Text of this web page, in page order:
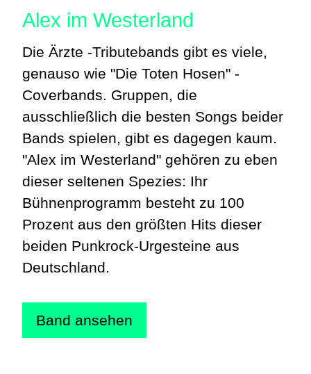
Alex im Westerland
Die Ärzte -Tributebands gibt es viele,
genauso wie "Die Toten Hosen" -
Coverbands. Gruppen, die
ausschließlich die besten Songs beider
Bands spielen, gibt es dagegen kaum.
"Alex im Westerland" gehören zu eben
dieser seltenen Spezies: Ihr
Bühnenprogramm besteht zu 100
Prozent aus den größten Hits dieser
beiden Punkrock-Urgesteine aus
Deutschland.
Band ansehen